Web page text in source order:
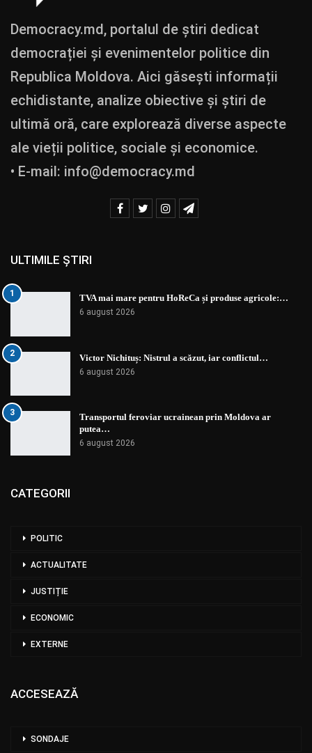
Democracy.md, portalul de știri dedicat
democrației și evenimentelor politice din
Republica Moldova. Aici găsești informații
echidistante, analize obiective și știri de
ultimă oră, care explorează diverse aspecte
ale vieții politice, sociale și economice.
• E-mail: info@democracy.md
ULTIMILE ȘTIRI
1 TVA mai mare pentru HoReCa și produse agricole:…
6 august 2026
2 Victor Nichituș: Nistrul a scăzut, iar conflictul…
6 august 2026
3
Transportul feroviar ucrainean prin Moldova ar
putea…
6 august 2026
CATEGORII
POLITIC
ACTUALITATE
JUSTIȚIE
ECONOMIC
EXTERNE
ACCESEAZĂ
SONDAJE